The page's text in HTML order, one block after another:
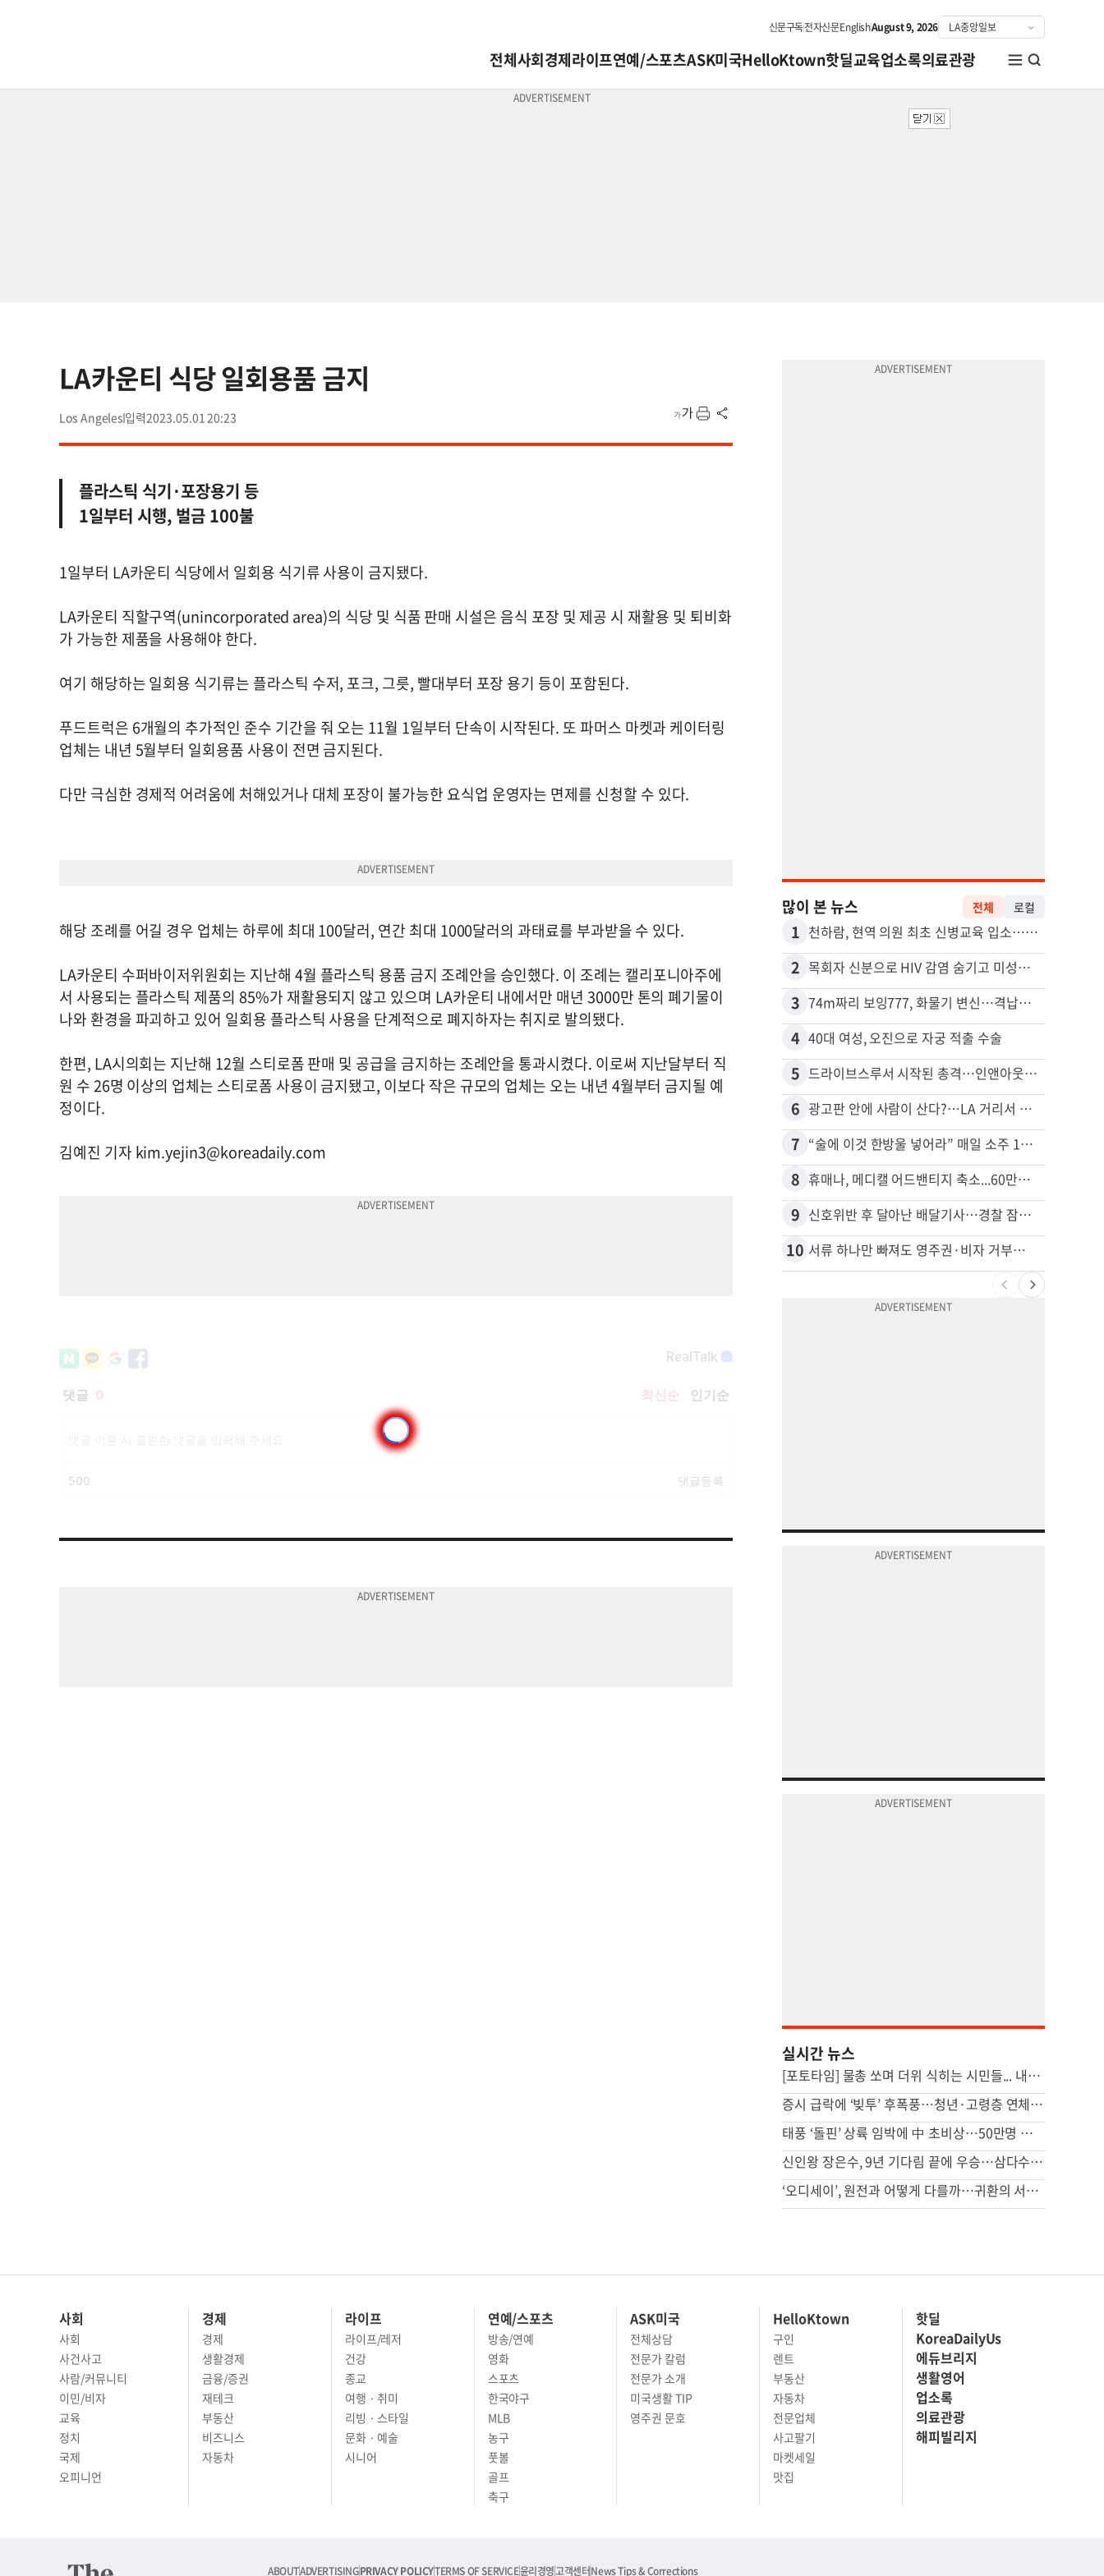
신문구독전자신문EnglishAugust 9, 2026
전체사회경제라이프연예/스포츠ASK미국HelloKtown핫딜교육업소록의료관광
LA카운티 식당 일회용품 금지
Los Angeles 2023.05.01 20:23
플라스틱 식기·포장용기 등
1일부터 시행, 벌금 100불
1일부터 LA카운티 식당에서 일회용 식기류 사용이 금지됐다.
LA카운티 직할구역(unincorporated area)의 식당 및 식품 판매 시설은 음식 포장 및 제공 시 재활용 및 퇴비화
가 가능한 제품을 사용해야 한다.
여기 해당하는 일회용 식기류는 플라스틱 수저, 포크, 그릇, 빨대부터 포장 용기 등이 포함된다.
푸드트럭은 6개월의 추가적인 준수 기간을 줘 오는 11월 1일부터 단속이 시작된다. 또 파머스 마켓과 케이터링
업체는 내년 5월부터 일회용품 사용이 전면 금지된다.
다만 극심한 경제적 어려움에 처해있거나 대체 포장이 불가능한 요식업 운영자는 면제를 신청할 수 있다.
해당 조례를 어길 경우 업체는 하루에 최대 100달러, 연간 최대 1000달러의 과태료를 부과받을 수 있다.
LA카운티 수퍼바이저위원회는 지난해 4월 플라스틱 용품 금지 조례안을 승인했다. 이 조례는 캘리포니아주에
서 사용되는 플라스틱 제품의 85%가 재활용되지 않고 있으며 LA카운티 내에서만 매년 3000만 톤의 폐기물이
나와 환경을 파괴하고 있어 일회용 플라스틱 사용을 단계적으로 폐지하자는 취지로 발의됐다.
한편, LA시의회는 지난해 12월 스티로폼 판매 및 공급을 금지하는 조례안을 통과시켰다. 이로써 지난달부터 직
원 수 26명 이상의 업체는 스티로폼 사용이 금지됐고, 이보다 작은 규모의 업체는 오는 내년 4월부터 금지될 예
정이다.
김예진 기자 kim.yejin3@koreadaily.com
많이 본 뉴스 전체 로컬
1 천하람, 현역 의원 최초 신병교육 입소…논산서 2박3일 생활
2 목회자 신분으로 HIV 감염 숨기고 미성년자와 성관계
3 74m짜리 보잉777, 화물기 변신…격납고서 ‘보물’ 찾는 인천공항
4 40대 여성, 오진으로 자궁 적출 수술
5 드라이브스루서 시작된 총격…인앤아웃 참사 영상 공개
6 광고판 안에 사람이 산다?…LA 거리서 화제
7 “술에 이것 한방울 넣어라” 매일 소주 1병 까는 91세의 철칙
8 휴매나, 메디캘 어드밴티지 축소...60만명 플랜 상실 위기
9 신호위반 후 달아난 배달기사…경찰 잠복해 잡고보니 ‘반전’
10 서류 하나만 빠져도 영주권·비자 거부…심사관 재량권 대폭 확대
실시간 뉴스
[포토타임] 물총 쏘며 더위 식히는 시민들... 내일(10일) 날씨는?
증시 급락에 ‘빚투’ 후폭풍…청년·고령층 연체 뛰고, 증권사 단기조달도 급증
태풍 ‘돌핀’ 상륙 임박에 中 초비상…50만명 이상 대피했다
신인왕 장은수, 9년 기다림 끝에 우승…삼다수 마스터스 정상
‘오디세이’, 원전과 어떻게 다를까…귀환의 서사 對 성찰의 서사
사회
사회
사건사고
사람/커뮤니티
이민/비자
교육
정치
국제
오피니언
경제
경제
생활경제
금융/증권
재테크
부동산
비즈니스
자동차
라이프
라이프/레저
건강
종교
여행 · 취미
리빙 · 스타일
문화 · 예술
시니어
연예/스포츠
방송/연예
영화
스포츠
한국야구
MLB
농구
풋볼
골프
축구
ASK미국
전체상담
전문가 칼럼
전문가 소개
미국생활 TIP
영주권 문호
HelloKtown
구인
렌트
부동산
자동차
전문업체
사고팔기
마켓세일
맛집
핫딜
KoreaDailyUs
에듀브리지
생활영어
업소록
의료관광
해피빌리지
ABOUTADVERTISINGPRIVACY POLICYTERMS OF SERVICE윤리경영고객센터News Tips & Corrections